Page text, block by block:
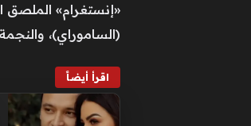
«إنستغرام» الملصق
(الساموراي)،
اقرأ أيضاً